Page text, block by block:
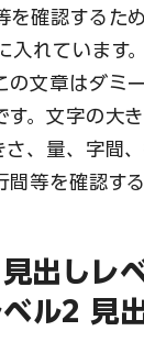
確認するた
入れています
の文章はダミ
。文字の大
、量、字間
等を確認す
出しレ
ル2 見